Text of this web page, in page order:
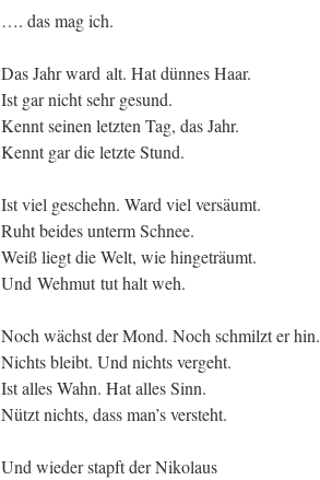
…. das mag ich.
Das Jahr ward alt. Hat dünnes Haar.
Ist gar nicht sehr gesund.
Kennt seinen letzten Tag, das Jahr.
Kennt gar die letzte Stund.
Ist viel geschehn. Ward viel versäumt.
Ruht beides unterm Schnee.
Weiß liegt die Welt, wie hingeträumt.
Und Wehmut tut halt weh.
Noch wächst der Mond. Noch schmilzt er hin.
Nichts bleibt. Und nichts vergeht.
Ist alles Wahn. Hat alles Sinn.
Nützt nichts, dass man’s versteht.
Und wieder stapft der Nikolaus